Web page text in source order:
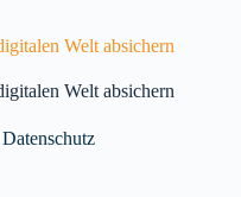
Welt absichern
Welt absichern